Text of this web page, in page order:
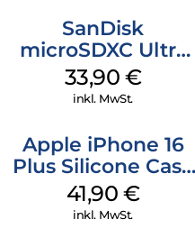
SanDisk
microSDXC Ultra
128 GB + Adapter
Mobile
33,90 €
inkl. MwSt.
Apple iPhone 16
Plus Silicone Case
MagSafe Stone
Gray
41,90 €
inkl. MwSt.